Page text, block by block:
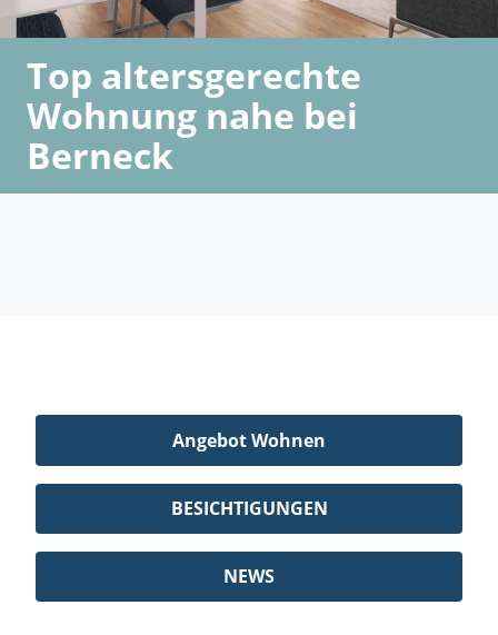
Top altersgerechte
Wohnung nahe bei
Berneck
Angebot Wohnen
BESICHTIGUNGEN
NEWS